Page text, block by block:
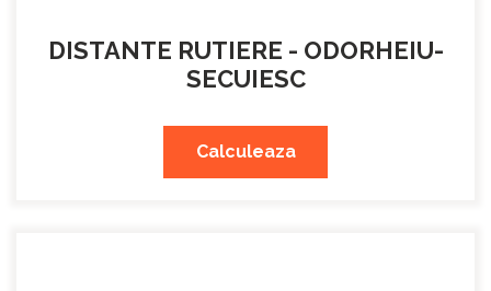
DISTANTE RUTIERE - ODORHEIU-
SECUIESC
Calculeaza